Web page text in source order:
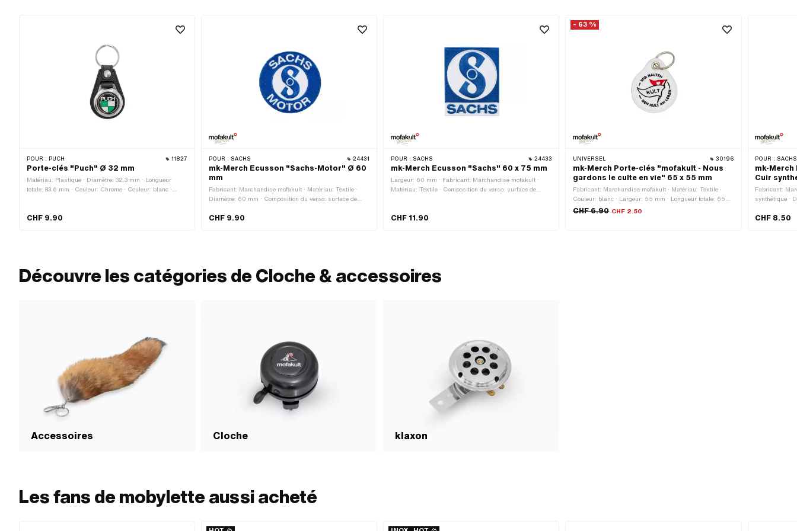
POUR : PUCH 11827
Porte-clés "Puch" Ø 32 mm
Matériau: Plastique · Diamètre: 32.3 mm · Longueur
totale: 83.6 mm · Couleur: Chrome · Couleur: blanc ·
CHF 9.90
POUR : SACHS 24431
mk-Merch Ecusson "Sachs-Motor" Ø 60
mm
Fabricant: Marchandise mofakult · Matériau: Textile ·
Diamètre: 60 mm · Composition du verso: surface de
pourtour
CHF 9.90
POUR : SACHS 24433
mk-Merch Ecusson "Sachs" 60 x 75 mm
Largeur: 60 mm · Fabricant: Marchandise mofakult ·
Matériau: Textile · Composition du verso: surface de
CHF 11.90
- 63 %
UNIVERSEL 30196
mk-Merch Porte-clés "mofakult - Nous
gardons le culte en vie" 65 x 55 mm
Fabricant: Marchandise mofakult · Matériau: Textile ·
Couleur: blanc · Largeur: 55 mm · Longueur totale: 65
mm · Type de fermeture: Porte-clés
CHF 6.90 CHF 2.50
POUR : SACHS
mk-
Cuir
Fabricant:
synthétique ·
CHF 8.50
Découvre les catégories de Cloche & accessoires
Accessoires Cloche klaxon
Les fans de mobylette aussi acheté